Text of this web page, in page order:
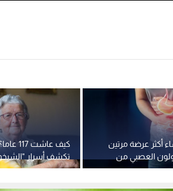
كيف عاشت
تكشف أسرار
لأكبر معمرة في
أكثر عرضة مرتين
العصبي من